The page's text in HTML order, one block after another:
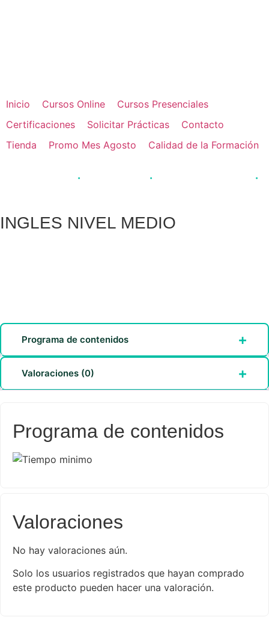
Inicio Cursos Online
Cursos Presenciales
Certificaciones
Solicitar Prácticas
Contacto
Tienda
Promo Mes Agosto Calidad de la Formación
Acreditación JCCM Pago fraccionado disponible
INGLES NIVEL MEDIO
Programa de contenidos
Valoraciones (0)
Programa de contenidos
Valoraciones
No hay valoraciones aún.
Solo los usuarios registrados que hayan comprado
este producto pueden hacer una valoración.